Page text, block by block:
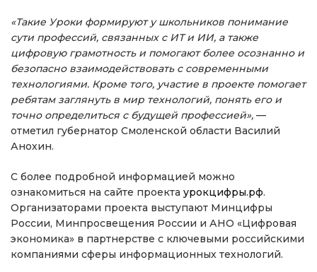
«Такие Уроки формируют у школьников понимание
сути профессий, связанных с ИТ и ИИ, а также
цифровую грамотность и помогают более осознанно и
безопасно взаимодействовать с современными
технологиями. Кроме того, участие в проекте помогает
ребятам заглянуть в мир технологий, понять его и
точно определиться с будущей профессией», —
отметил губернатор Смоленской области Василий
Анохин.
С более подробной информацией можно
ознакомиться на сайте проекта урокцифры.рф.
Организаторами проекта выступают Минцифры
России, Минпросвещения России и АНО «Цифровая
экономика» в партнерстве с ключевыми российскими
компаниями сферы информационных технологий.